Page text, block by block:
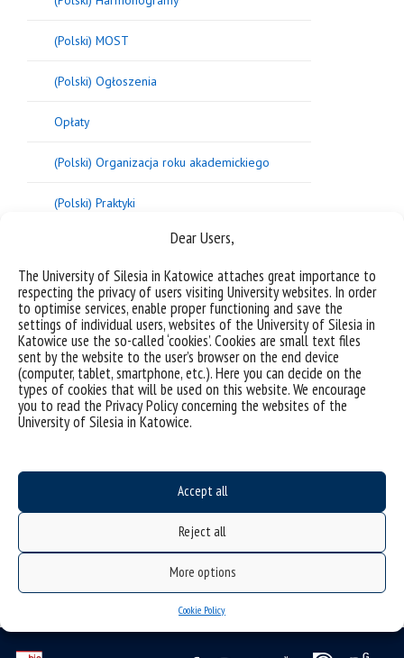
Dear Users,
The University of Silesia in Katowice attaches great importance to
respecting the privacy of users visiting University websites. In order
to optimise services, enable proper functioning and save the
settings of individual users, websites of the University of Silesia in
Katowice use the so-called ‘cookies’. Cookies are small text files
sent by the website to the user’s browser on the end device
(computer, tablet, smartphone, etc.). Here you can decide on the
types of cookies that will be used on this website. We encourage
you to read the Privacy Policy concerning the websites of the
University of Silesia in Katowice.
Accept all
Reject all
More options
Cookie Policy
Sorry, this entry is only available inPolish.
(Polski) MOST
(Polski) Ogłoszenia
Opłaty
(Polski) Organizacja roku akademickiego
(Polski) Praktyki
(Polski) Proces dyplomowania
(Polski) Przeniesienia z innych uczelni
Regulaminy
(Polski) Stypendia sprawy socjalne
(Polski) Wsparcie w procesie kształcenia